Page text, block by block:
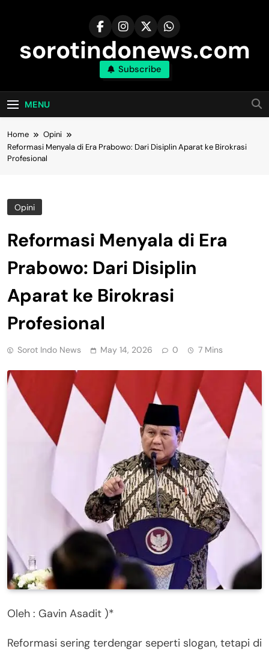
sorotindonews.com
Subscribe
MENU
Home
Opini
Reformasi Menyala di Era Prabowo: Dari Disiplin Aparat ke Birokrasi
Profesional
Opini
Reformasi Menyala di Era
Prabowo: Dari Disiplin
Aparat ke Birokrasi
Profesional
Sorot Indo News May 14, 2026 0 7 Mins
Oleh : Gavin Asadit )*
Reformasi sering terdengar seperti slogan, tetapi di